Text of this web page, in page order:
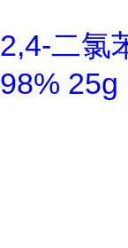
2,4-二氯
98% 25g